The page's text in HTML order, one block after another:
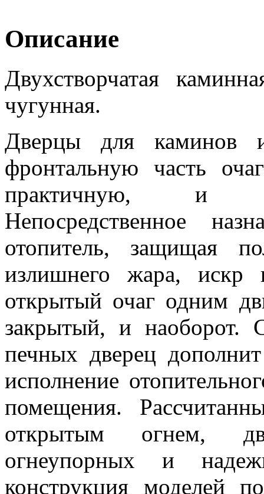
Описание
Двухстворчатая
чугунная.
Дверцы для каминов
фронтальную часть
практичную, и
Непосредственное
отопитель, защищая
излишнего жара,
открытый очаг одним
закрытый, и наоборот.
печных дверец
исполнение
помещения.
открытым огнем,
огнеупорных и
конструкция моделей